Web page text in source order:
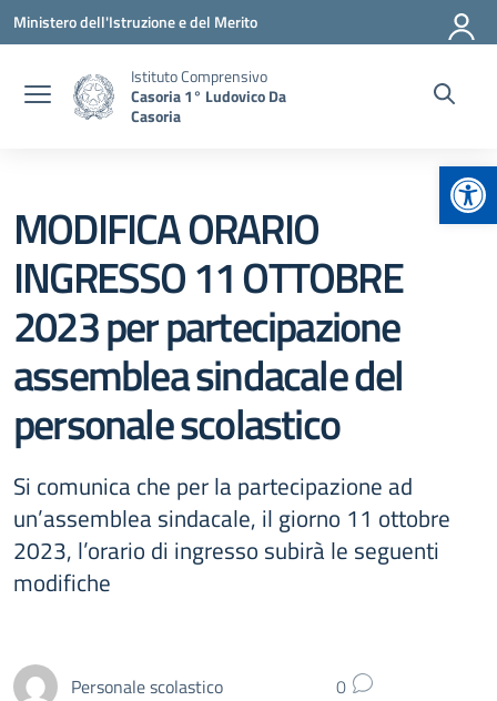
Vai ai contenuti
Vai al menu di navigazione
Vai al footer
Ministero dell'Istruzione e del Merito
Istituto Comprensivo
Casoria 1° Ludovico Da
Casoria
MODIFICA ORARIO
INGRESSO 11 OTTOBRE
2023 per partecipazione
assemblea sindacale del
personale scolastico
Si comunica che per la partecipazione ad
un’assemblea sindacale, il giorno 11 ottobre
2023, l’orario di ingresso subirà le seguenti
modifiche
Personale scolastico 0